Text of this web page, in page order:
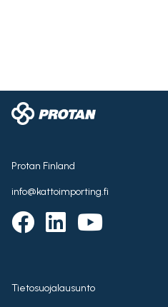
Protan Finland
info@kattoimporting.fi
Tietosuojalausunto